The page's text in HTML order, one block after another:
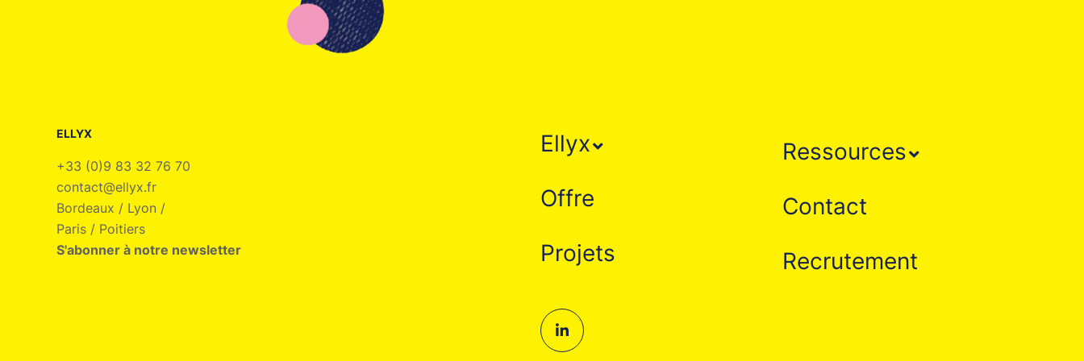
ELLYX
+33 (0)9 83 32 76 70
contact@ellyx.fr
Bordeaux / Lyon /
Paris / Poitiers
S'abonner à notre newsletter
Ellyx
Offre
Projets
Ressources
Contact
Recrutement